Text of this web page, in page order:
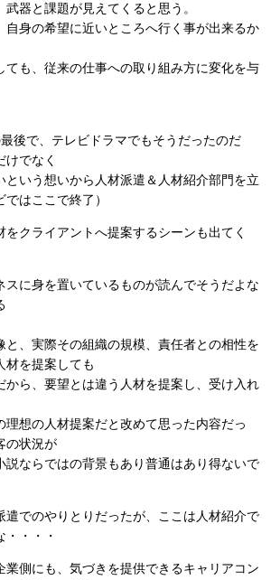
武器と課題が見えてくると思う。
自身の希望に近いところへ行く事が出来るか
ても、従来の仕事への取り組み方に変化を与
後で、テレビドラマでもそうだったのだ
けでなく
という想いから人材派遣＆人材紹介部門を立
はここで終了）
をクライアントへ提案するシーンも出てく
スに身を置いているものが読んでそうだよな
と、実際その組織の規模、責任者との相性を
材を提案しても
から、要望とは違う人材を提案し、受け入れ
理想の人材提案だと改めて思った内容だっ
の状況が
説ならではの背景もあり普通はあり得ないで
遣でのやりとりだったが、ここは人材紹介で
・・・・
業側にも、気づきを提供できるキャリアコン